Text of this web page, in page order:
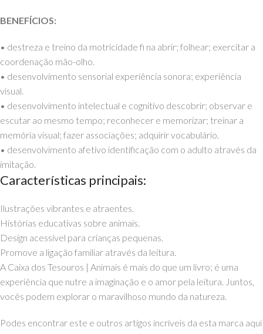
BENEFÍCIOS:
• destreza e treino da motricidade fi na abrir; folhear; exercitar a
coordenação mão-olho.
• desenvolvimento sensorial experiência sonora; experiência
visual.
• desenvolvimento intelectual e cognitivo descobrir; observar e
escutar ao mesmo tempo; reconhecer e memorizar; treinar a
memória visual; fazer associações; adquirir vocabulário.
• desenvolvimento afetivo identificação com o adulto através da
imitação.
Características principais:
Ilustrações vibrantes e atraentes.
Histórias educativas sobre animais.
Design acessível para crianças pequenas.
Promove a ligação familiar através da leitura.
A Caixa dos Tesouros | Animais é mais do que um livro; é uma
experiência que nutre a imaginação e o amor pela leitura. Juntos,
vocês podem explorar o maravilhoso mundo da natureza.
Podes encontrar este e outros artigos incríveis da esta marca aqui